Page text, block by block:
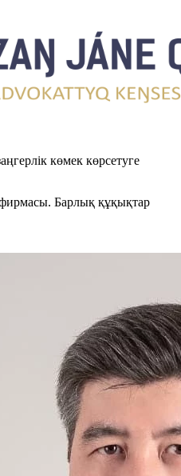
көмек көрсетуге
Барлық құқықтар